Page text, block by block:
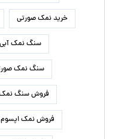
خرید نمک صورتی
سنگ نمک آبی
سنگ نمک
فروش سنگ
فروش نمک اپسوم